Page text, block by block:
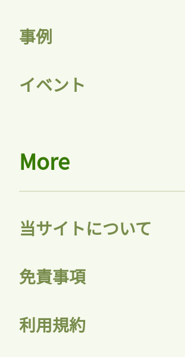
事例
イベント
More
当サイトについて
免責事項
利用規約